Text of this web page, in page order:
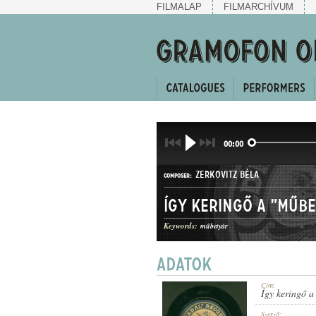
FILMALAP FILMARCHÍVUM
00:00
COMPOSER: ZERKOVITZ BÉLA
GENRE: INDULÓ
Így keringő a
Keywords: műbetyár
Cím:
Így keringő
Szerző: